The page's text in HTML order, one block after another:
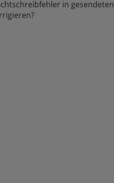
in gesendeten